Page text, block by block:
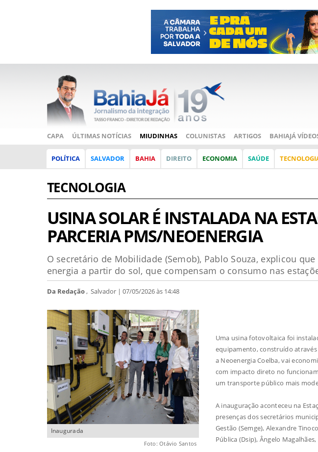
CAPA ÚLTIMAS NOTÍCIAS MIUDINHAS COLUNISTAS ARTIGOS BAHIAJÁ
POLÍTICA SALVADOR BAHIA DIREITO ECONOMIA SAÚDE
TECNOLOGIA
USINA SOLAR É INSTALADA NA
PARCERIA PMS/NEOENERGIA
O secretário de Mobilidade (Semob), Pablo Souza, explicou
energia a partir do sol, que compensam o consumo nas
Da Redação, Salvador | 07/05/2026 às 14:48
Inaugurada
Foto: Otávio Santos
Uma usina fotovoltaica foi
equipamento, construído
a Neoenergia Coelba, vai
com impacto direto no
um transporte público mais
A inauguração aconteceu na
presenças dos secretários
Gestão (Semge), Alexandre
Pública (Dsip), Ângelo